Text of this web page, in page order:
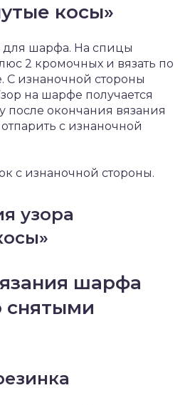
косы»
для шарфа. На спицы
2 кромочных и вязать по
С изнаночной стороны
на шарфе получается
после окончания вязания
с изнаночной
с изнаночной стороны.
узора
шарфа
снятыми